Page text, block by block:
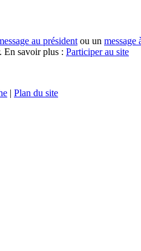
au président ou un message
En savoir plus : Participer au site
| Plan du site